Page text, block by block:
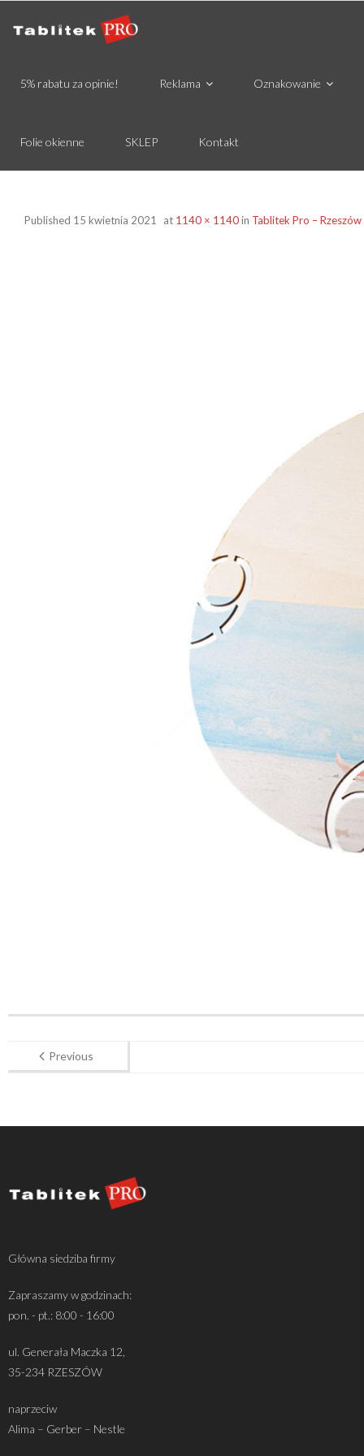
5% rabatu za opinie! Reklama Oznakowanie
Folie okienne SKLEP Kontakt
Published 15 kwietnia 2021 at 1140 × 1140in Tablitek Pro –
Previous
Główna siedziba firmy
Zapraszamy w godzinach:
pon. - pt.: 8:00 - 16:00
ul. Generała Maczka 12,
35-234 RZESZÓW
naprzeciw
Alima – Gerber – Nestle